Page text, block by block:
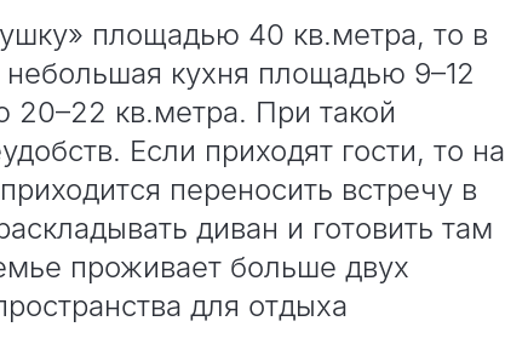
площадью 40 кв.метра, то в
кухня площадью 9–12
кв.метра. При такой
Если приходят гости, то на
переносить встречу в
диван и готовить там
проживает больше двух
для отдыха